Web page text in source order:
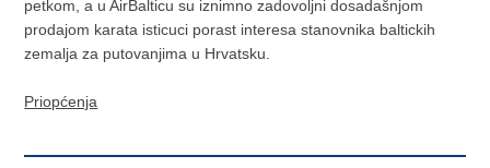
petkom, a u AirBalticu su iznimno zadovoljni dosadašnjom
prodajom karata isticuci porast interesa stanovnika baltickih
zemalja za putovanjima u Hrvatsku.
Priopćenja